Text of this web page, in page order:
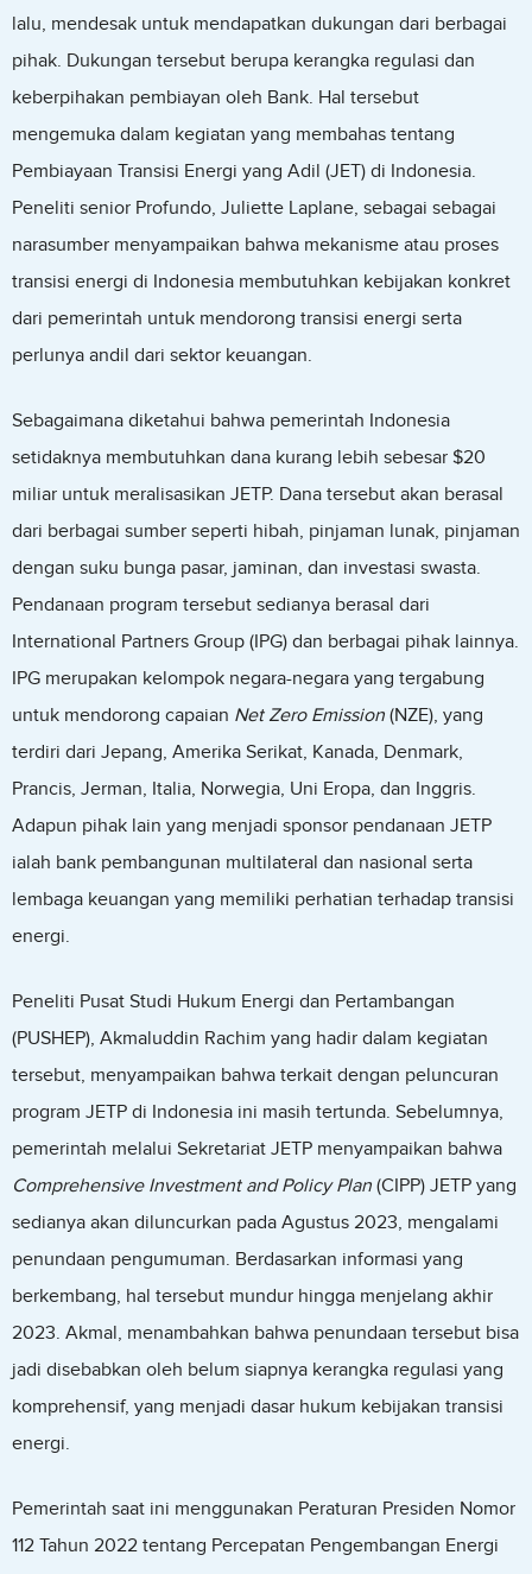
lalu, mendesak untuk mendapatkan dukungan dari berbagai
pihak. Dukungan tersebut berupa kerangka regulasi dan
keberpihakan pembiayan oleh Bank. Hal tersebut
mengemuka dalam kegiatan yang membahas tentang
Pembiayaan Transisi Energi yang Adil (JET) di Indonesia.
Peneliti senior Profundo, Juliette Laplane, sebagai sebagai
narasumber menyampaikan bahwa mekanisme atau proses
transisi energi di Indonesia membutuhkan kebijakan konkret
dari pemerintah untuk mendorong transisi energi serta
perlunya andil dari sektor keuangan.
Sebagaimana diketahui bahwa pemerintah Indonesia
setidaknya membutuhkan dana kurang lebih sebesar $20
miliar untuk meralisasikan JETP. Dana tersebut akan berasal
dari berbagai sumber seperti hibah, pinjaman lunak, pinjaman
dengan suku bunga pasar, jaminan, dan investasi swasta.
Pendanaan program tersebut sedianya berasal dari
International Partners Group (IPG) dan berbagai pihak lainnya.
IPG merupakan kelompok negara-negara yang tergabung
untuk mendorong capaian Net Zero Emission (NZE), yang
terdiri dari Jepang, Amerika Serikat, Kanada, Denmark,
Prancis, Jerman, Italia, Norwegia, Uni Eropa, dan Inggris.
Adapun pihak lain yang menjadi sponsor pendanaan JETP
ialah bank pembangunan multilateral dan nasional serta
lembaga keuangan yang memiliki perhatian terhadap transisi
energi.
Peneliti Pusat Studi Hukum Energi dan Pertambangan
(PUSHEP), Akmaluddin Rachim yang hadir dalam kegiatan
tersebut, menyampaikan bahwa terkait dengan peluncuran
program JETP di Indonesia ini masih tertunda. Sebelumnya,
pemerintah melalui Sekretariat JETP menyampaikan bahwa
Comprehensive Investment and Policy Plan (CIPP) JETP yang
sedianya akan diluncurkan pada Agustus 2023, mengalami
penundaan pengumuman. Berdasarkan informasi yang
berkembang, hal tersebut mundur hingga menjelang akhir
2023. Akmal, menambahkan bahwa penundaan tersebut bisa
jadi disebabkan oleh belum siapnya kerangka regulasi yang
komprehensif, yang menjadi dasar hukum kebijakan transisi
energi.
Pemerintah saat ini menggunakan Peraturan Presiden Nomor
112 Tahun 2022 tentang Percepatan Pengembangan Energi